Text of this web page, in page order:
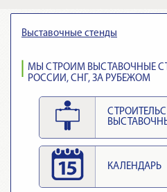
Выставочные стенды
МЫ СТРОИМ ВЫСТАВОЧНЫЕ
РОССИИ, СНГ, ЗА РУБЕЖОМ
КАЛЕНДАРЬ